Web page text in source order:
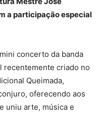
a participação especial
concerto da banda
recentemente criado no
Queimada,
oferecendo aos
uniu arte, música e